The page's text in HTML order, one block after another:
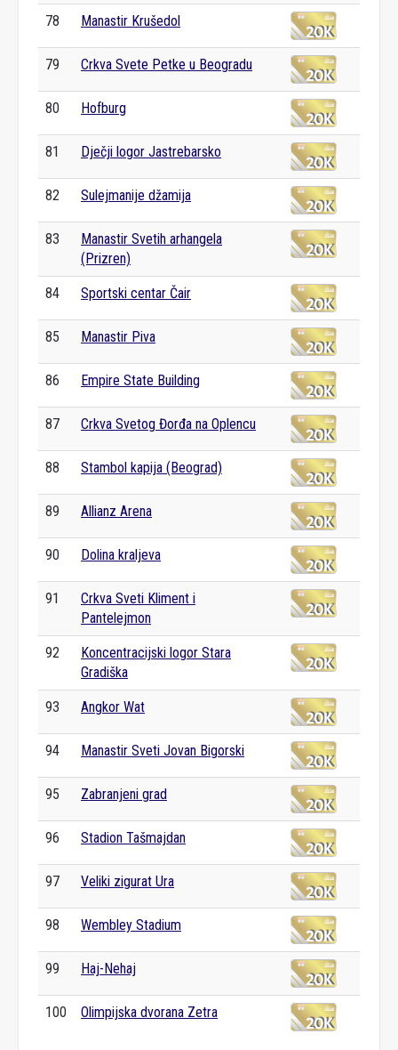
78 Manastir Krušedol
79 Crkva Svete Petke u Beogradu
80 Hofburg
81 Dječji logor Jastrebarsko
82 Sulejmanije džamija
83
Manastir Svetih arhangela
(Prizren)
84 Sportski centar Čair
85 Manastir Piva
86 Empire State Building
87 Crkva Svetog Đorđa na Oplencu
88 Stambol kapija (Beograd)
89 Allianz Arena
90 Dolina kraljeva
91
Crkva Sveti Kliment i
Pantelejmon
92
Koncentracijski logor Stara
Gradiška
93 Angkor Wat
94 Manastir Sveti Jovan Bigorski
95 Zabranjeni grad
96 Stadion Tašmajdan
97 Veliki zigurat Ura
98 Wembley Stadium
99 Haj-Nehaj
100 Olimpijska dvorana Zetra